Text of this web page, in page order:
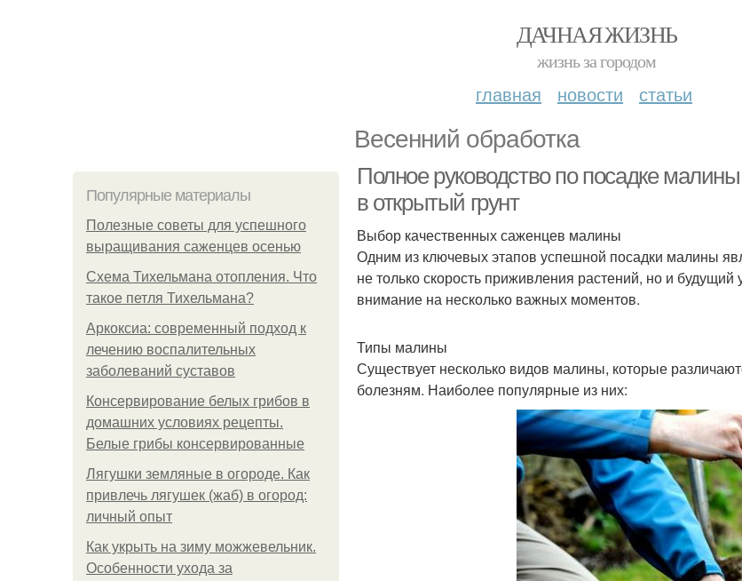
ДАЧНАЯ ЖИЗНЬ
жизнь за городом
главная новости статьи
Весенний обработка
Популярные материалы
Полезные советы для успешного
выращивания саженцев осенью
Схема Тихельмана отопления. Что
такое петля Тихельмана?
Аркоксиа: современный подход к
лечению воспалительных
заболеваний суставов
Консервирование белых грибов в
домашних условиях рецепты.
Белые грибы консервированные
Лягушки земляные в огороде. Как
привлечь лягушек (жаб) в огород:
личный опыт
Как укрыть на зиму можжевельник.
Особенности ухода за
Полное руководство по посадке
в открытый грунт
Выбор качественных саженцев малины
Одним из ключевых этапов успешной посадки малины
не только скорость приживления растений, но и
внимание на несколько важных моментов.
Типы малины
Существует несколько видов малины, которые
болезням. Наиболее популярные из них: